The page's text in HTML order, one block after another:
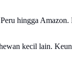
hingga
kecil lain.